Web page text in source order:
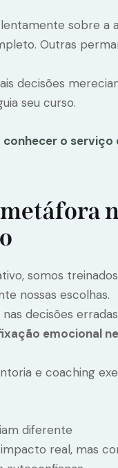
sobre a
Outras
decisões
seu curso.
conhecer o
metáfora
somos
nossas escolhas.
decisões
emocional
e coaching
diferente
real, mas